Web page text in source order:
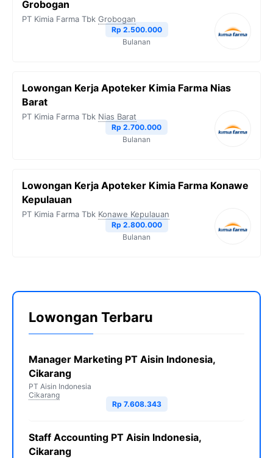
Grobogan
PT Kimia Farma Tbk Grobogan
Rp 2.500.000
Bulanan
Lowongan Kerja Apoteker Kimia Farma Nias
Barat
PT Kimia Farma Tbk Nias Barat
Rp 2.700.000
Bulanan
Lowongan Kerja Apoteker Kimia Farma Konawe
Kepulauan
PT Kimia Farma Tbk Konawe Kepulauan
Rp 2.800.000
Bulanan
Lowongan Terbaru
Manager Marketing PT Aisin Indonesia,
Cikarang
PT Aisin Indonesia
Cikarang
Rp 7.608.343
Staff Accounting PT Aisin Indonesia,
Cikarang